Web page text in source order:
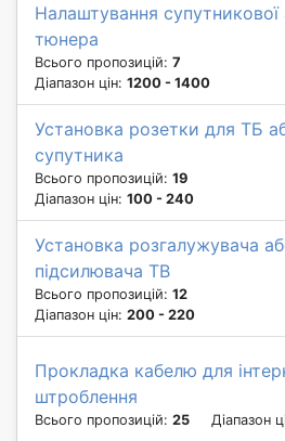
Налаштування супутникової
тюнера
Всього пропозицій: 7
Діапазон цін: 1200 - 1400
Установка розетки для ТБ
супутника
Всього пропозицій: 19
Діапазон цін: 100 - 240
Установка розгалужувача
підсилювача ТВ
Всього пропозицій: 12
Діапазон цін: 200 - 220
Прокладка кабелю для
штроблення
Всього пропозицій: 25 Діапазон